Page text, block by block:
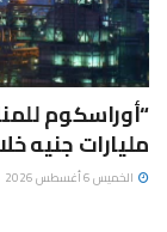
مليارات جنيه
الخميس 6 أغسطس 2026